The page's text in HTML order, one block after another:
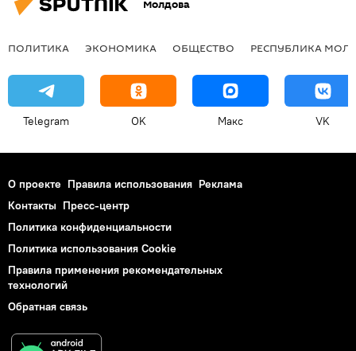
Молдова
ПОЛИТИКА ЭКОНОМИКА ОБЩЕСТВО РЕСПУБЛИКА
Telegram OK Макс VK
О проекте Правила использования Реклама
Контакты Пресс-центр
Политика конфиденциальности
Политика использования Cookie
Правила применения рекомендательных
технологий
Обратная связь